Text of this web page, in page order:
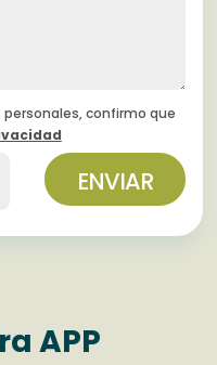
confirmo que
ENVIAR
APP